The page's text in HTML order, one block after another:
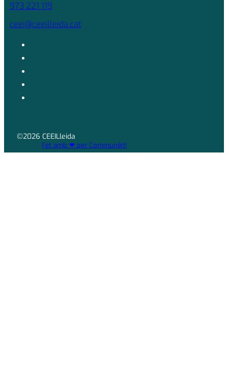
973 221 119
ceei@ceeilleida.cat
©2026 CEEILleida
Fet amb ❤ per Communikt!